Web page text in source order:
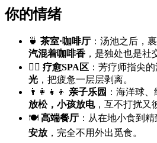
你的情绪
🍵 茶室·咖啡厅 ：汤池之后，
汽混着咖啡香 ，是独处也是社
🧖‍♀️ 疗愈SPA区 ：芳疗师指尖
光 ，把疲惫一层层剥离。
👨‍👩‍👧‍👦 亲子乐园 ：海洋球
放松，小孩放电，互不打扰又
🍽️ 高端餐厅 ：从在地小食到精
安放 ，完全不用外出觅食。